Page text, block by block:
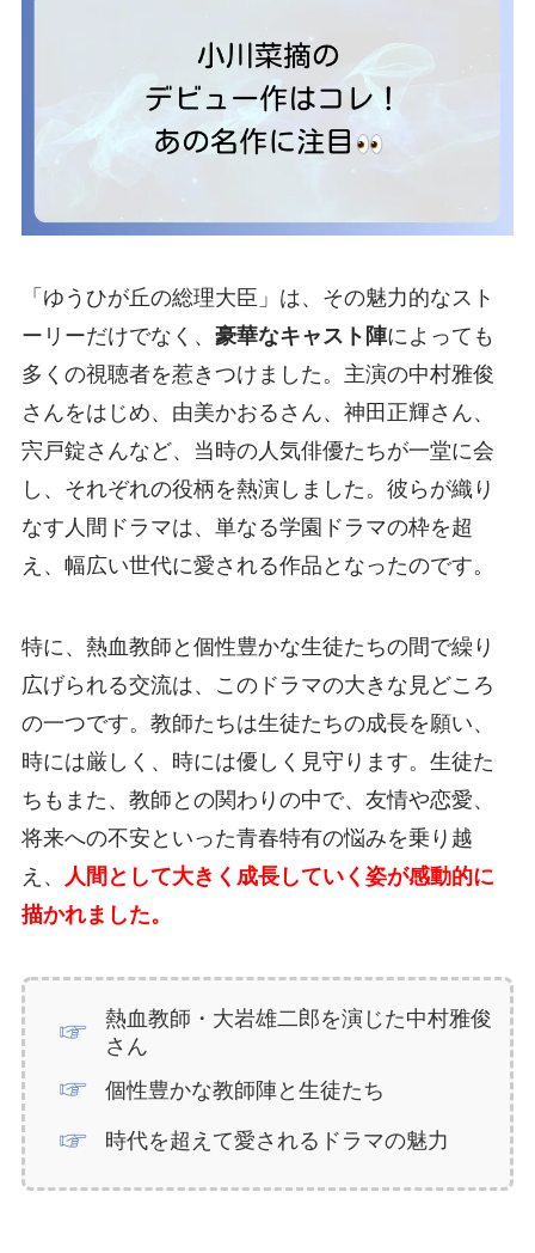
「ゆうひが丘の総理大臣」は、その魅力的なスト
ーリーだけでなく、 豪華なキャスト陣によっても
多くの視聴者を惹きつけました。主演の中村雅俊
さんをはじめ、由美かおるさん、神田正輝さん、
宍戸錠さんなど、当時の人気俳優たちが一堂に会
し、それぞれの役柄を熱演しました。彼らが織り
なす人間ドラマは、単なる学園ドラマの枠を超
え、幅広い世代に愛される作品となったのです。
特に、熱血教師と個性豊かな生徒たちの間で繰り
広げられる交流は、このドラマの大きな見どころ
の一つです。教師たちは生徒たちの成長を願い、
時には厳しく、時には優しく見守ります。生徒た
ちもまた、教師との関わりの中で、友情や恋愛、
将来への不安といった青春特有の悩みを乗り越
え、
人間として大きく成長していく姿が感動的に
描かれました。
熱血教師・大岩雄二郎を演じた中村雅俊
さん
個性豊かな教師陣と生徒たち
時代を超えて愛されるドラマの魅力